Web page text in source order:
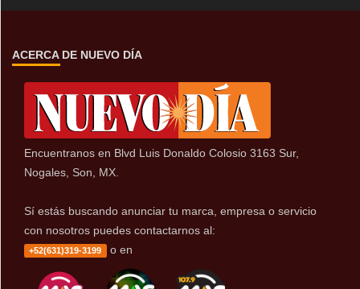
ACERCA DE NUEVO DÍA
Encuentranos en Blvd Luis Donaldo Colosio 3163 Sur,
Nogales, Son, MX.
Sí estás buscando anunciar tu marca, empresa o servicio
con nosotros puedes contactarnos al:
+52(631)319-3199 o en